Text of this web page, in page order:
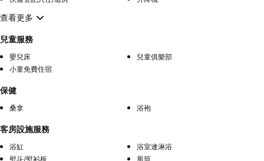
查看更多
兒童服務
嬰兒床
兒童俱樂部
小童免費住宿
保健
桑拿 浴袍
客房設施服務
浴缸
浴室連淋浴
熨斗/熨衫板
風筒